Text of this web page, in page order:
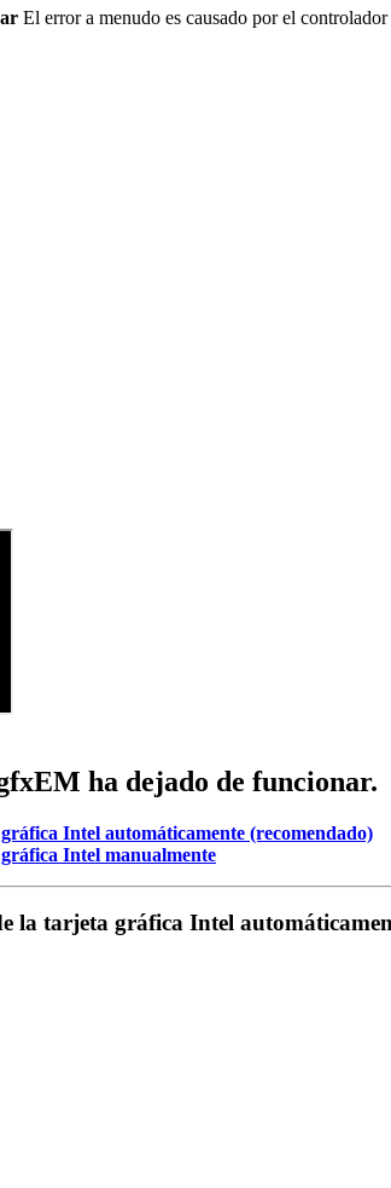
El error a menudo es causado por el
ha dejado de funcionar.
Intel automáticamente (recomendado)
Intel manualmente
la tarjeta gráfica Intel